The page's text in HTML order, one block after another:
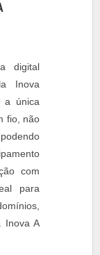
digital
Inova
a única
fio, não
com
para
Inova A